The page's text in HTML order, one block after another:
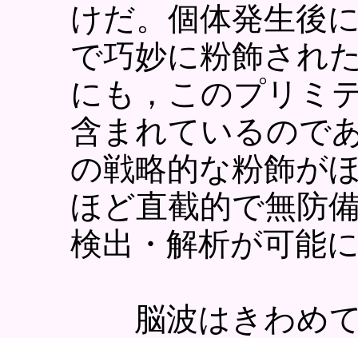
けだ。個体発生後
で巧妙に粉飾され
にも，このプリミ
含まれているので
の戦略的な粉飾が
ほど直截的で無防
検出・解析が可能
脳波はきわめて